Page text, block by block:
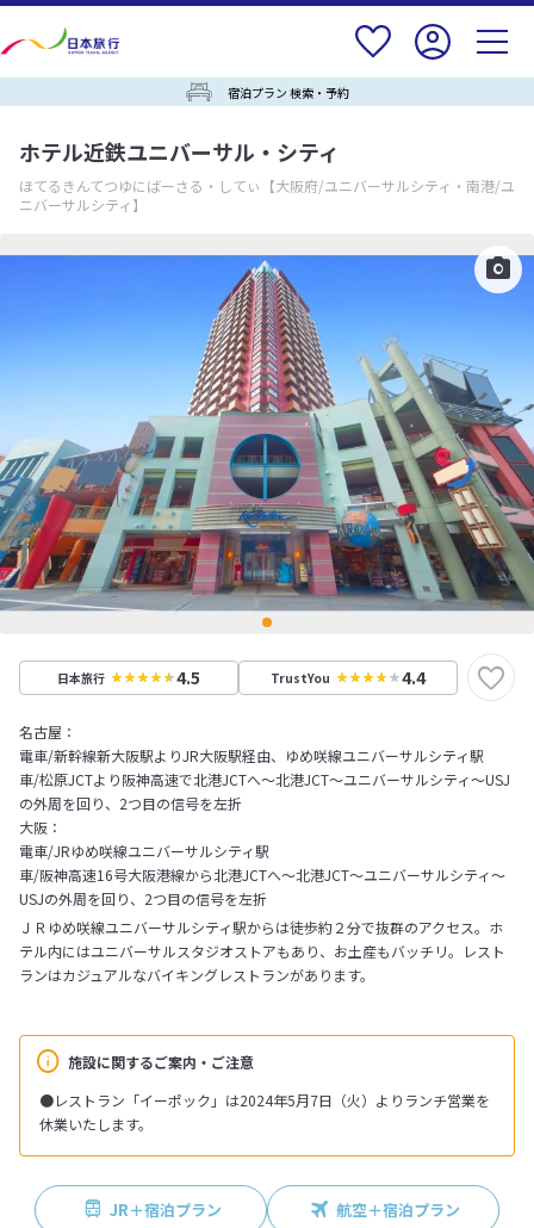
宿泊プラン 検索・予約
ホテル近鉄ユニバーサル・シティ
ほてるきんてつゆにばーさる・してぃ 【大阪府/ユニバーサルシティ・南港/ユ
ニバーサルシティ】
日本旅行 4.5 TrustYou 4.4
名古屋：
電車/新幹線新大阪駅よりJR大阪駅経由、ゆめ咲線ユニバーサルシティ駅
車/松原JCTより阪神高速で北港JCTへ～北港JCT～ユニバーサルシティ～USJ
の外周を回り、2つ目の信号を左折
大阪：
電車/JRゆめ咲線ユニバーサルシティ駅
車/阪神高速16号大阪港線から北港JCTへ～北港JCT～ユニバーサルシティ～
USJの外周を回り、2つ目の信号を左折
施設に関するご案内・ご注意
●レストラン「イーポック」は2024年5月7日（火）よりランチ営業を
休業いたします。
ＪＲゆめ咲線ユニバーサルシティ駅からは徒歩約２分で抜群のアクセス。ホ
テル内にはユニバーサルスタジオストアもあり、お土産もバッチリ。レスト
ランはカジュアルなバイキングレストランがあります。
JR＋宿泊プラン 航空＋宿泊プラン